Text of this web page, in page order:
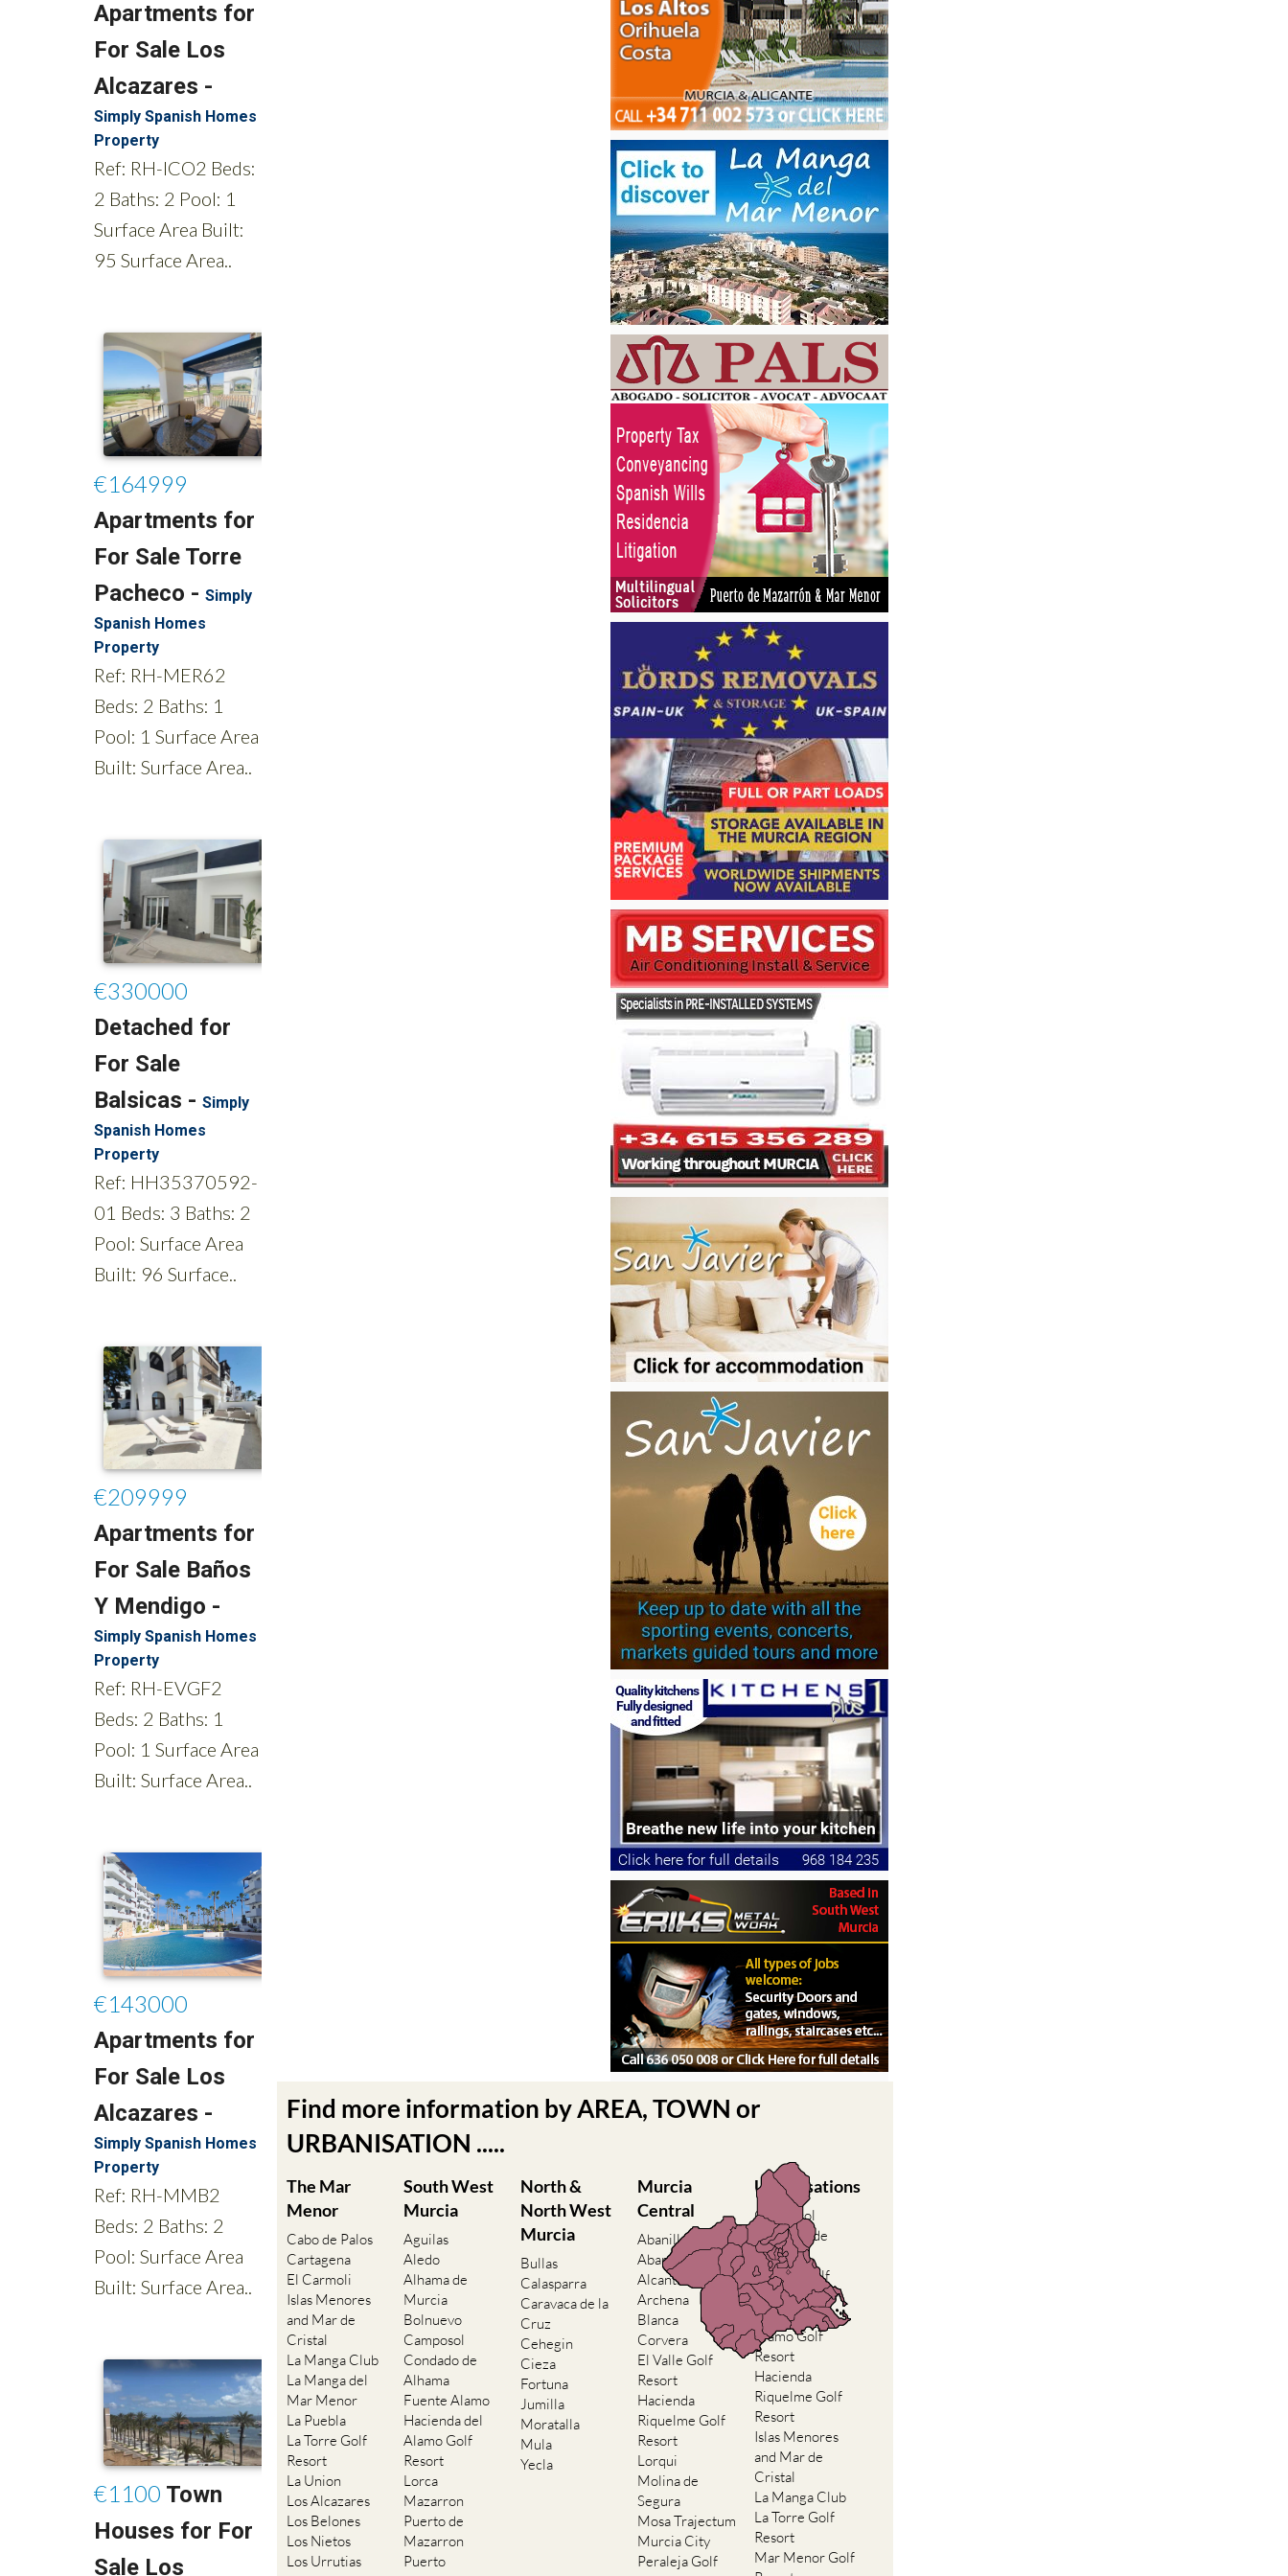
Find more information by AREA, TOWN or
URBANISATION .....
The Mar
Menor
Cabo de Palos
Cartagena
El Carmoli
Islas Menores
and Mar de
Cristal
La Manga Club
La Manga del
Mar Menor
La Puebla
La Torre Golf
Resort
La Union
Los Alcazares
Los Belones
Los Nietos
Los Urrutias
South West
Murcia
Aguilas
Aledo
Alhama de
Murcia
Bolnuevo
Camposol
Condado de
Alhama
Fuente Alamo
Hacienda del
Alamo Golf
Resort
Lorca
Mazarron
Puerto de
Mazarron
Puerto
North &
North West
Murcia
Bullas
Calasparra
Caravaca de la
Cruz
Cehegin
Cieza
Fortuna
Jumilla
Moratalla
Mula
Yecla
Murcia
Central
Abanilla
Abaran
Alcantarilla
Archena
Blanca
Corvera
El Valle Golf
Resort
Hacienda
Riquelme Golf
Resort
Lorqui
Molina de
Segura
Mosa Trajectum
Murcia City
Peraleja Golf
Urbanisations
Camposol
Condado de
Alhama
El Valle Golf
Resort
Hacienda del
Alamo Golf
Resort
Hacienda
Riquelme Golf
Resort
Islas Menores
and Mar de
Cristal
La Manga Club
La Torre Golf
Resort
Mar Menor Golf